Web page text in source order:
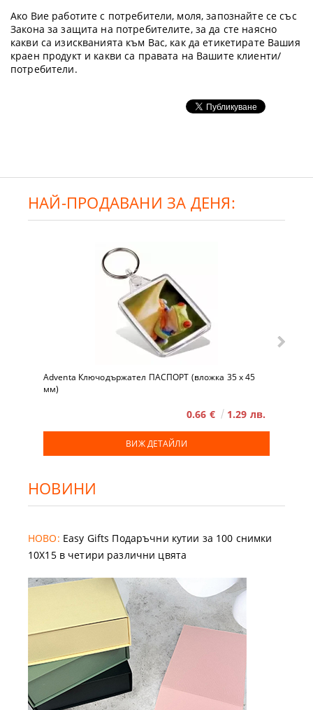
Ако Вие работите с потребители, моля, запознайте се със
Закона за защита на потребителите, за да сте наясно
какви са изискванията към Вас, как да етикетирате Вашия
краен продукт и какви са правата на Вашите клиенти/
потребители.
НАЙ-ПРОДАВАНИ ЗА ДЕНЯ:
Adventa Ключодържател ПАСПОРТ (вложка 35 x 45
мм)
0.66 € 1.29 лв.
ВИЖ ДЕТАЙЛИ
НОВИНИ
НОВО: Easy Gifts Подаръчни кутии за 100 снимки
10X15 в четири различни цвята